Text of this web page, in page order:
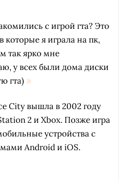
с игрой гта? Это
которые я играла на пк,
так ярко мне
у всех были дома диски
гта)
City вышла в 2002 году
2 и Xbox. Позже игра
устройства с
Android и iOS.